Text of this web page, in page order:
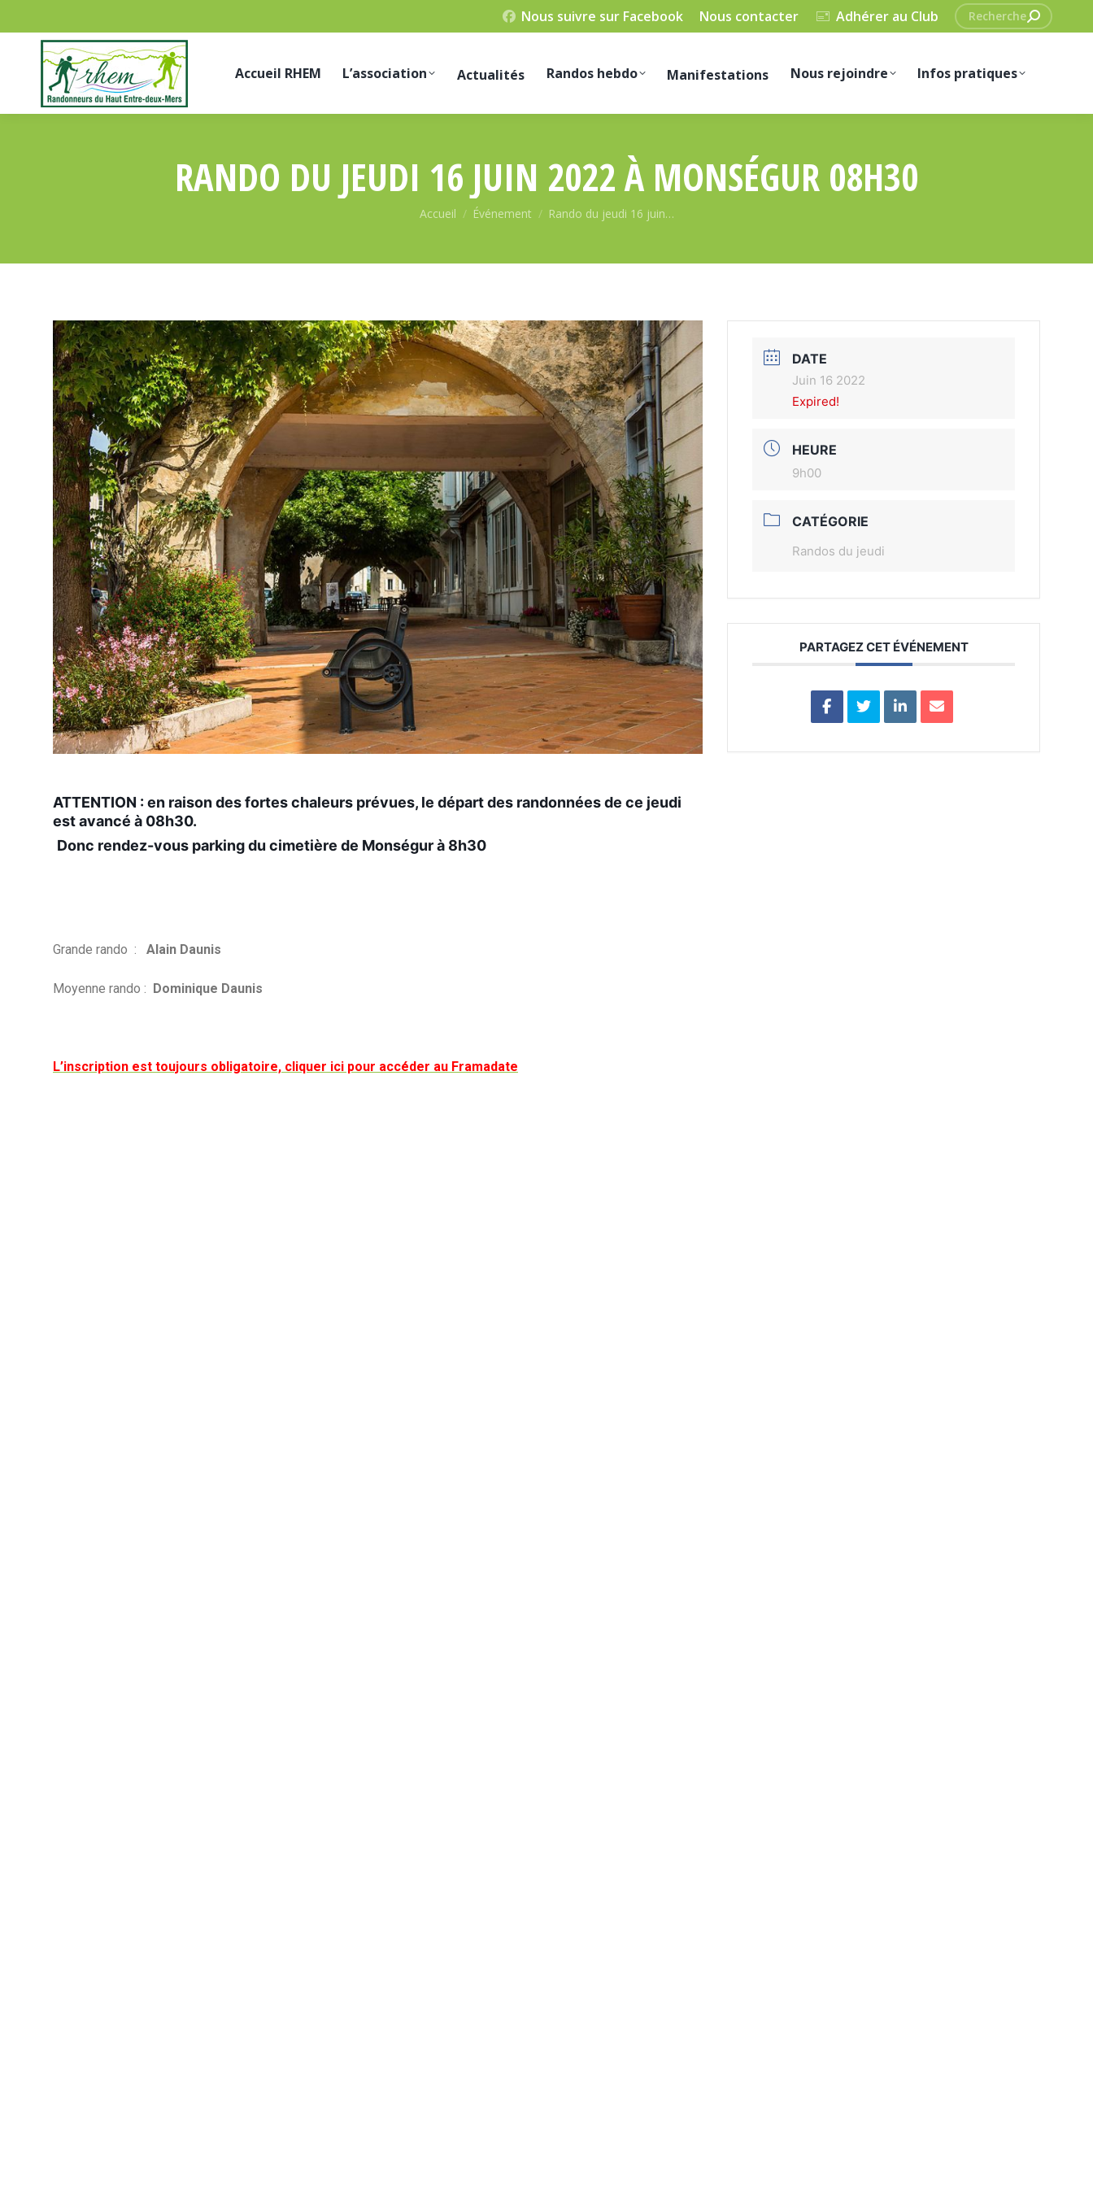
Nous suivre sur Facebook Nous contacter Adhérer au Club
Recherche
:
Accueil RHEM L’association Actualités Randos hebdo Manifestations Nous rejoindre Infos pratiques
RANDO DU JEUDI 16 JUIN 2022 À MONSÉGUR 08H30
Vous êtes ici :
Accueil Événement Rando du jeudi 16 juin…
ATTENTION : en raison des fortes chaleurs prévues, le départ des randonnées de ce jeudi
est avancé à 08h30.
Donc rendez-vous parking du cimetière de Monségur à 8h30
Grande rando : Alain Daunis
Moyenne rando : Dominique Daunis
L’inscription est toujours obligatoire, cliquer ici pour accéder au Framadate
DATE
Juin 16 2022
Expired!
HEURE
9h00
CATÉGORIE
Randos du jeudi
PARTAGEZ CET ÉVÉNEMENT